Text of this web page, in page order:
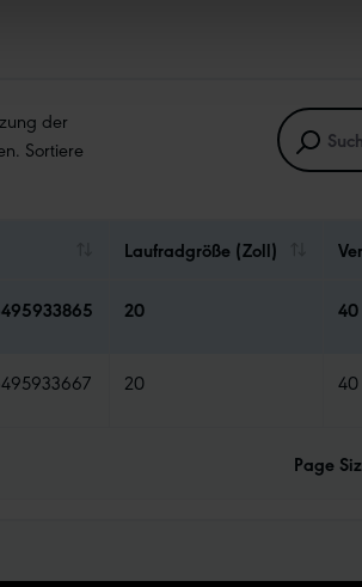
der
Sortiere
Laufradgröße (Zoll)
20 40
20
Page